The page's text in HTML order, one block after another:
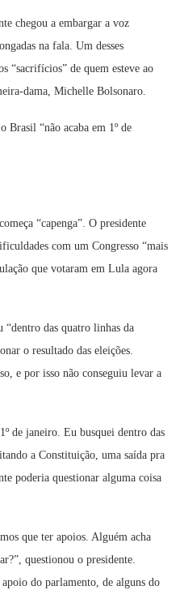
chegou a embargar a voz
na fala. Um desses
“sacrifícios” de quem esteve ao
dama, Michelle Bolsonaro.
Brasil “não acaba em 1º de
“capenga”. O presidente
com um Congresso “mais
que votaram em Lula agora
“dentro das quatro linhas da
o resultado das eleições.
e por isso não conseguiu levar a
de janeiro. Eu busquei dentro das
a Constituição, uma saída pra
poderia questionar alguma coisa
que ter apoios. Alguém acha
questionou o presidente.
do parlamento, de alguns do